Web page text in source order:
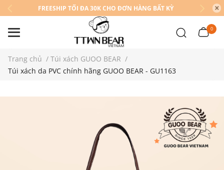
FREESHIP TỐI ĐA 30K CHO ĐƠN HÀNG BẤT KỲ
0
Trang chủ / Túi xách GUOO BEAR /
Túi xách da PVC chính hãng GUOO BEAR - GU1163